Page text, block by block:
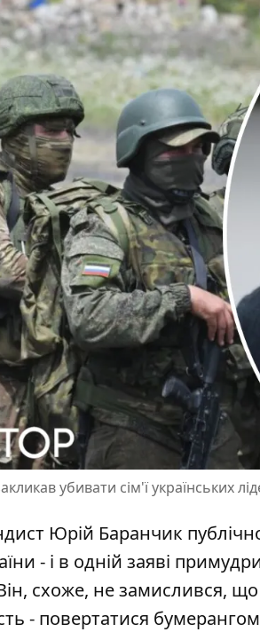
убивати сім'ї українських
Юрій Баранчик
- і в одній заяві
Він, схоже, не замислився,
- повертатися